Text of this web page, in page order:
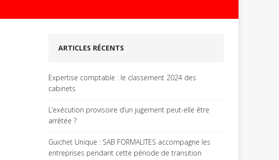
ARTICLES RÉCENTS
Expertise comptable : le classement 2024 des
cabinets
L’exécution provisoire d’un jugement peut-elle être
arrêtée ?
Guichet Unique : SAB FORMALITES accompagne les
entreprises pendant cette période de transition